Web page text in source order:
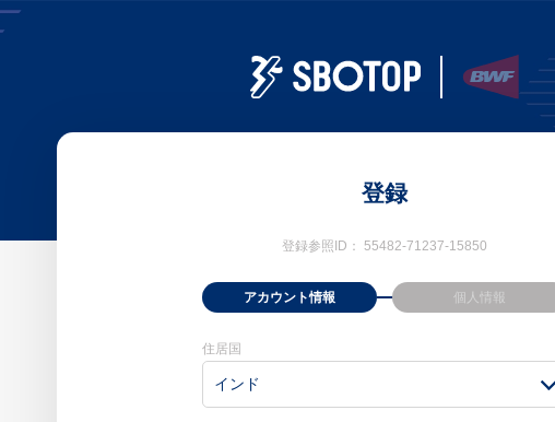
登録
登録参照ID： 55482-71237-15850
アカウント情報 個人情報
住居国
インド